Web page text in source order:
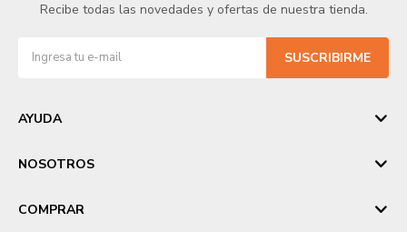
Recibe todas las novedades y ofertas de nuestra tienda.
SUSCRIBIRME
AYUDA
NOSOTROS
COMPRAR